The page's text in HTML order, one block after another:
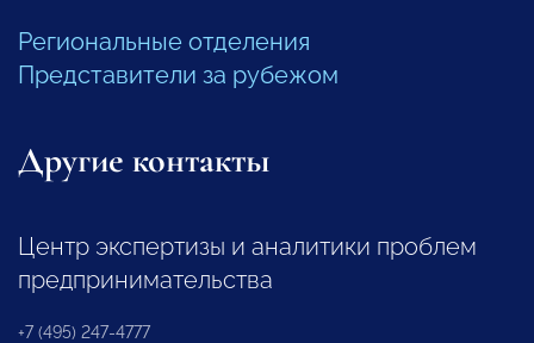
Региональные отделения
Представители за рубежом
Другие контакты
Центр экспертизы и аналитики проблем
предпринимательства
+7 (495) 247-4777